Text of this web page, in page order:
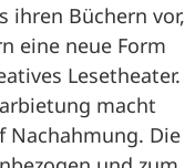
ihren Büchern vor,
eine neue Form
Lesetheater.
macht
Nachahmung. Die